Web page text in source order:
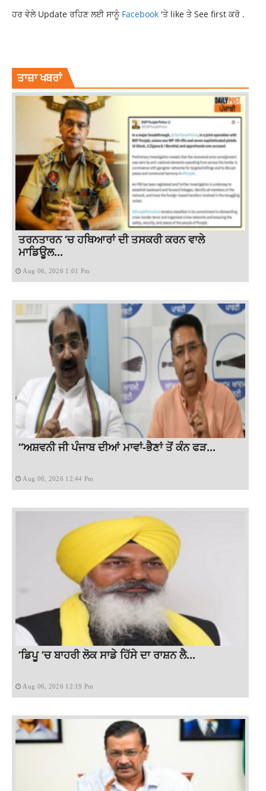
ਹਰ ਵੇਲੇ Update ਰਹਿਣ ਲਈ ਸਾਨੂੰ Facebook 'ਤੇ like ਤੇ See first ਕਰੋ .
ਤਾਜ਼ਾ ਖਬਰਾਂ
ਤਰਨਤਾਰਨ ‘ਚ ਹਥਿਆਰਾਂ ਦੀ ਤਸਕਰੀ ਕਰਨ ਵਾਲੇ
ਮਾਡਿਊਲ...
Aug 06, 2026 1:01 Pm
“ਅਸ਼ਵਨੀ ਜੀ ਪੰਜਾਬ ਦੀਆਂ ਮਾਵਾਂ-ਭੈਣਾਂ ਤੋਂ ਕੰਨ ਫੜ...
Aug 06, 2026 12:44 Pm
‘ਡਿਪੂ ‘ਚ ਬਾਹਰੀ ਲੋਕ ਸਾਡੇ ਹਿੱਸੇ ਦਾ ਰਾਸ਼ਨ ਲੈ...
Aug 06, 2026 12:19 Pm